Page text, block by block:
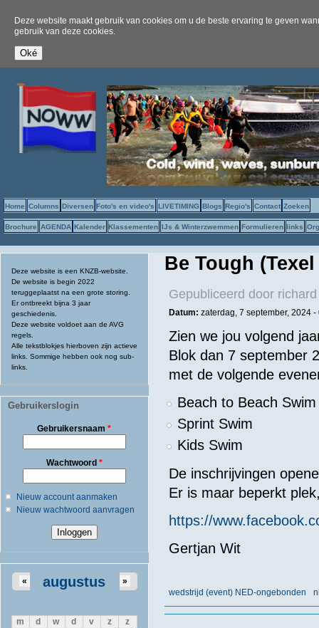
Deze website maakt gebruik van cookies om u de beste ervaring te geven
gebruik van deze cookies.
Home Columns Diversen Foto's en video's LIVETIMING Blogs Regio's Contact Zoeken
Brochure AGENDA Kalender Klassementen IJs & Winterzwemmen Formulieren links
Deze website is een KNZB-website.
De website is begin 2022
teruggeplaatst na een grote storing.
Er ontbreekt bijna 3 jaar
geschiedenis.
Deze website voldoet aan de AVG
regels.
Alle tekstblokjes hierboven zijn actieve
links. Sommige hebben ook nog sub-
links.
Gebruikerslogin
Gebruikersnaam*
Wachtwoord *
Nieuw account aanmaken
Nieuw wachtwoord aanvragen
augustus
« »
m d w d v z
z
Be Tough
Gepubliceerd door
Datum: zaterdag, 7 september, 2024 -
Zien we jou volgend
Blok dan 7 september
met de volgende
Beach to Beach
Sprint Swim
Kids Swim
De inschrijvingen
Er is maar beperkt
https://
Gertjan Wit
wedstrijd (event) NED-ongebonden